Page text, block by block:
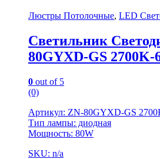
Люстры Потолочные, LED
Светильник
80GYXD-GS 2700K-
0 out of 5
(0)
Артикул: ZN-80GYXD-GS
Тип лампы: диодная
Мощность: 80W
SKU: n/a